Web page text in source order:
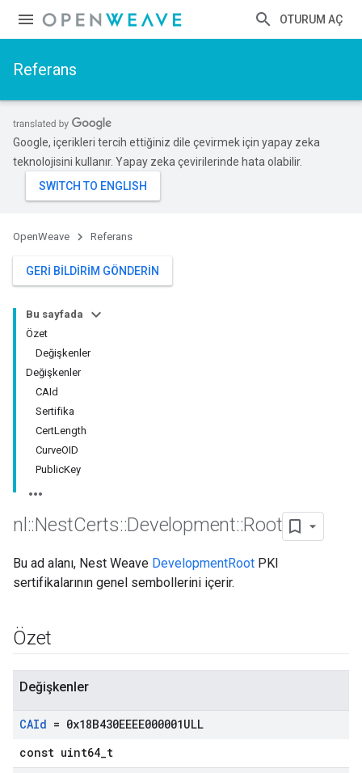
OTURUM AÇ
Referans
Google, içerikleri tercih ettiğiniz dile çevirmek için yapay zeka
teknolojisini kullanır. Yapay zeka çevirilerinde hata olabilir.
OpenWeave Referans
GERI BILDIRIM GÖNDERIN
Bu sayfada
Özet
Değişkenler
Değişkenler
CAId
Sertifika
CertLength
CurveOID
PublicKey
nl ::NestCerts::Development::Root
Bu ad alanı, Nest Weave DevelopmentRoot PKI
sertifikalarının genel sembollerini içerir.
Özet
Değişkenler
CAId = 0x18B430EEEE000001ULL
const uint64_t